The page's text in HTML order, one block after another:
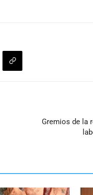
Gremios de la